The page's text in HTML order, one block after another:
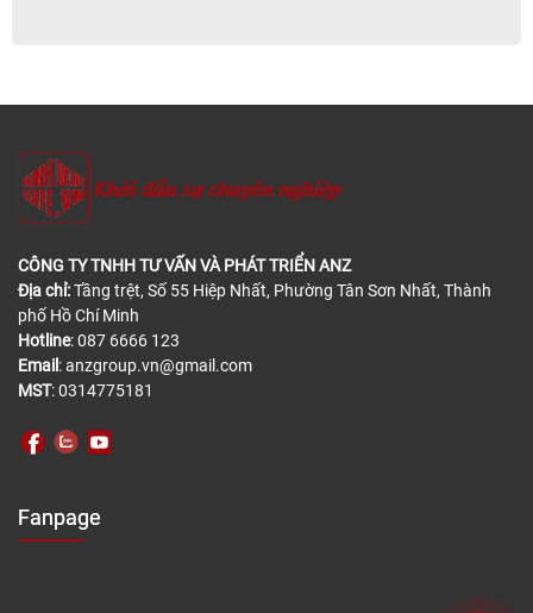
CÔNG TY TNHH TƯ VẤN VÀ PHÁT TRIỂN ANZ
Địa chỉ:Tầng trệt, Số 55 Hiệp Nhất, Phường Tân Sơn Nhất, Thành
phố Hồ Chí Minh
Hotline: 087 6666 123
Email : anzgroup.vn@gmail.com
MST: 0314775181
Fanpage